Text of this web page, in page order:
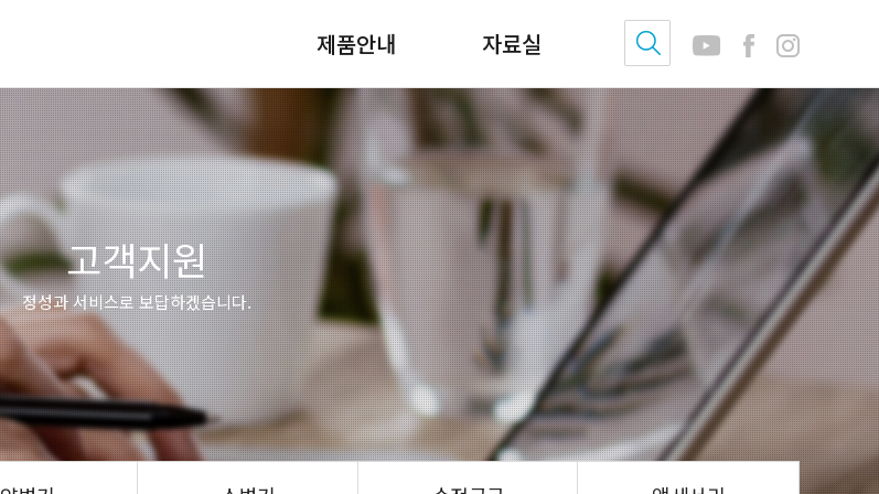
제품안내 자료실
고객지원
정성과 서비스로 보답하겠습니다.